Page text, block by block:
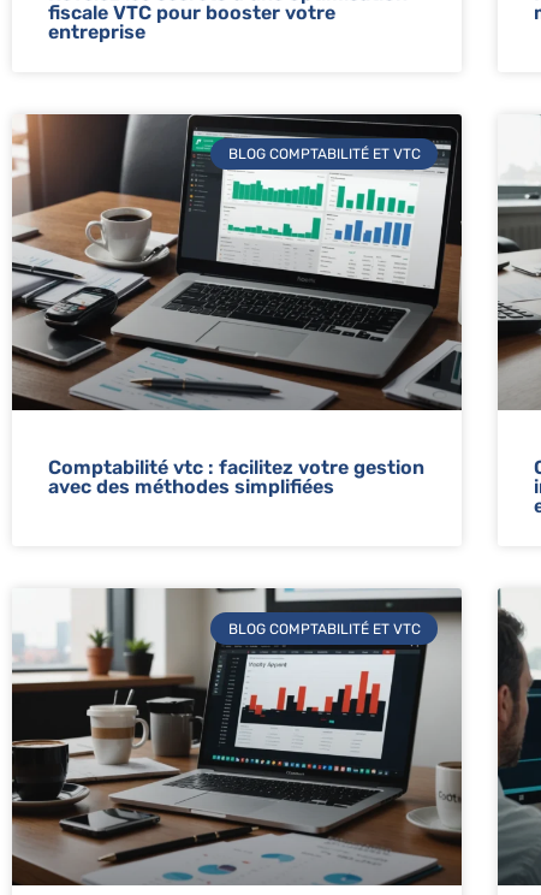
fiscale VTC pour booster votre
entreprise
BLOG COMPTABILITÉ ET VTC
Comptabilité vtc : facilitez votre gestion
avec des méthodes simplifiées
BLOG COMPTABILITÉ ET VTC